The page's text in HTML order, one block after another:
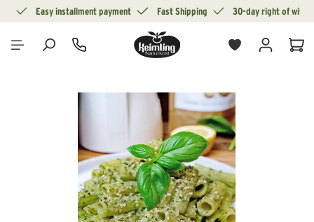
contentEasy installment payment Fast Shipping 30-day right of